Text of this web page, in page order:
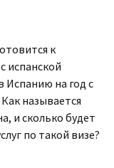
к
испанской
Испанию на год с
называется
и сколько будет
по такой визе?